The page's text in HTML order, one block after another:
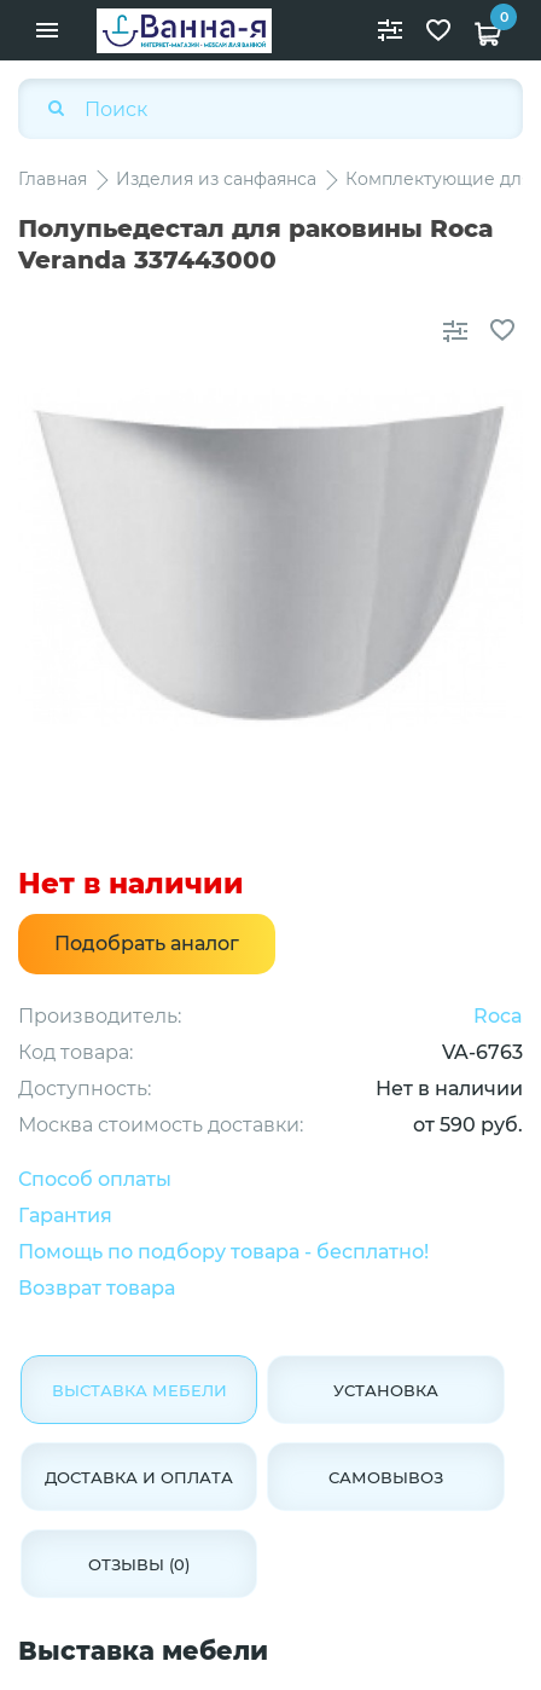
0
Главная Изделия из санфаянса Комплектующие для
Полупьедестал для раковины Roca
Veranda 337443000
Нет в наличии
Подобрать аналог
Производитель:
Roca
Код товара:
VA-6763
Доступность:
Нет в наличии
Москва стоимость доставки:
от 590 руб.
Способ оплаты
Гарантия
Помощь по подбору товара - бесплатно!
Возврат товара
ВЫСТАВКА МЕБЕЛИ УСТАНОВКА
ДОСТАВКА И ОПЛАТА САМОВЫВОЗ
ОТЗЫВЫ (0)
Выставка мебели